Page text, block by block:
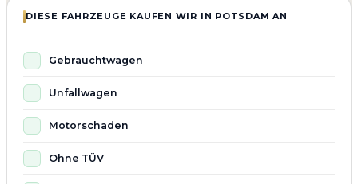
DIESE FAHRZEUGE KAUFEN WIR IN POTSDAM AN
Gebrauchtwagen
Unfallwagen
Motorschaden
Ohne TÜV